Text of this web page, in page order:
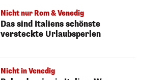
Nicht nur Rom & Venedig
Das sind Italiens schönste
versteckte Urlaubsperlen
Nicht in Venedig